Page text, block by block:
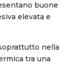
buone
elevata e
nella
tra una